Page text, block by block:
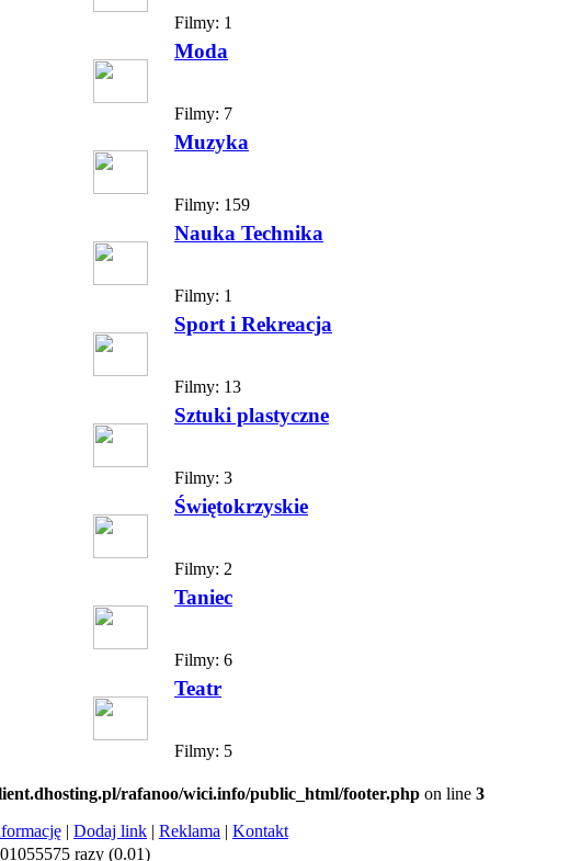
Filmy: 1
Moda
Filmy: 7
Muzyka
Filmy: 159
Nauka Technika
Filmy: 1
Sport i Rekreacja
Filmy: 13
Sztuki plastyczne
Filmy: 3
Świętokrzyskie
Filmy: 2
Taniec
Filmy: 6
Teatr
Filmy: 5
rafanoo/wici.info/public_html/footer.php on line 3
| Dodaj link | Reklama | Kontakt
razy (0.01)